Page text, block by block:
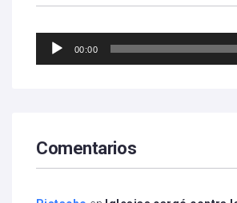
Reproductor
00:00
Comentarios